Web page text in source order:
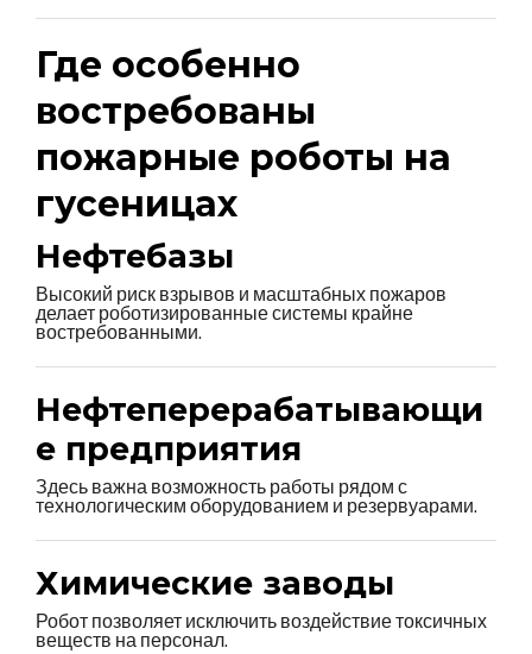
Где особенно
востребованы
пожарные роботы на
гусеницах
Нефтебазы
Высокий риск взрывов и масштабных пожаров
делает роботизированные системы крайне
востребованными.
Нефтеперерабатывающи
е предприятия
Здесь важна возможность работы рядом с
технологическим оборудованием и резервуарами.
Химические заводы
Робот позволяет исключить воздействие токсичных
веществ на персонал.